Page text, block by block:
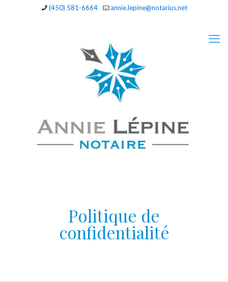
(450) 581-6664 annie.lepine@notarius.net
Politique de
confidentialité